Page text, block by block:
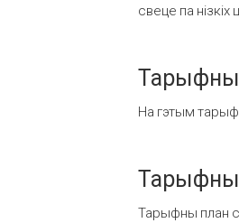
свеце па нізкіх
На гэтым
Тарыфны план